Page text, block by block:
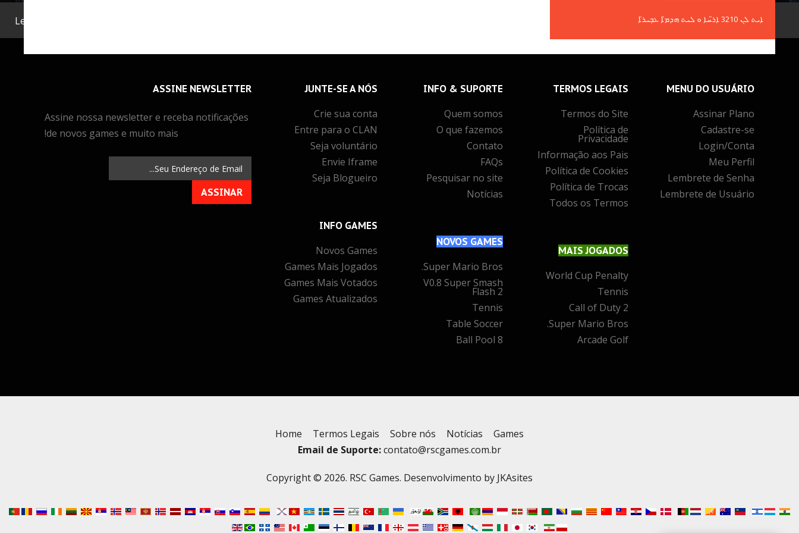
Mais Jogados
Mais Votados
Atualizados
ܐܝܬ ܠܢ 3210 ܐܪ̈ܚܐ ܘ ܠܝܬ ܗܕܡ̈ܐ ܥܒ݂ܝܪ̈ܐ Lembrete de Usuário
ASSINE NEWSLETTER
Assine nossa newsletter e receba notificações
de novos games e muito mais!
ASSINAR
JUNTE-SE A NÓS
Crie sua conta
Entre para o CLAN
Seja voluntário
Envie Iframe
Seja Blogueiro
INFO GAMES
Novos Games
Games Mais Jogados
Games Mais Votados
Games Atualizados
INFO & SUPORTE
Quem somos
O que fazemos
Contato
FAQs
Pesquisar no site
Notícias
NOVOS GAMES
Super Mario Bros.
V0.8 Super Smash
Flash 2
Tennis
Table Soccer
8 Ball Pool
TERMOS LEGAIS
Termos do Site
Política de
Privacidade
Informação aos Pais
Política de Cookies
Política de Trocas
Todos os Termos
MAISJOGADOS
World Cup Penalty
Tennis
Call of Duty 2
Super Mario Bros.
Arcade Golf
MENU DO USUÁRIO
Assinar Plano
Cadastre-se
Login/Conta
Meu Perfil
Lembrete de Senha
Lembrete de Usuário
Home Termos Legais Sobre nós Notícias
Games
Email de Suporte:contato@rscgames.com.br
Copyright © 2026. RSC Games. Desenvolvimento by JKAsites